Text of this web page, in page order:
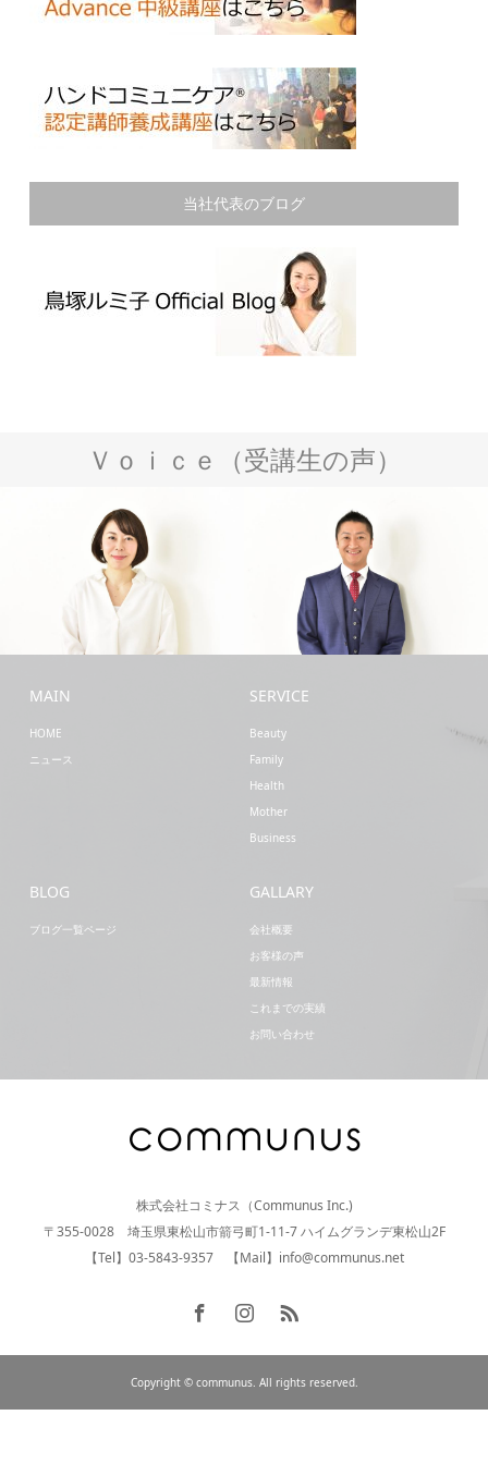
当社代表のブログ
Ｖｏｉｃｅ（受講生の声）
Business Business
MAIN
HOME
ニュース
SERVICE
Beauty
Family
Health
Mother
Business
BLOG
ブログ一覧ページ
GALLARY
会社概要
お客様の声
最新情報
これまでの実績
お問い合わせ
株式会社コミナス（Communus Inc.)
〒355-0028 埼玉県東松山市箭弓町1-11-7 ハイムグランデ東松山2F
【Tel】03-5843-9357 【Mail】info@communus.net
Copyright © communus. All rights reserved.